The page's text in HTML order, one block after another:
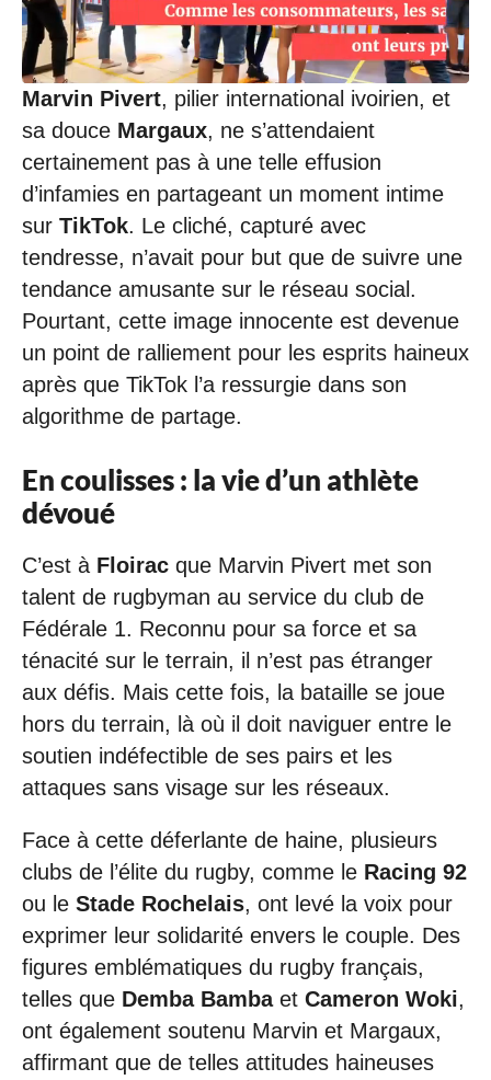
Marvin Pivert, pilier international ivoirien, et
sa douce Margaux, ne s’attendaient
certainement pas à une telle effusion
d’infamies en partageant un moment intime
sur TikTok. Le cliché, capturé avec
tendresse, n’avait pour but que de suivre une
tendance amusante sur le réseau social.
Pourtant, cette image innocente est devenue
un point de ralliement pour les esprits haineux
après que TikTok l’a ressurgie dans son
algorithme de partage.
En coulisses : la vie d’un athlète
dévoué
C’est à Floirac que Marvin Pivert met son
talent de rugbyman au service du club de
Fédérale 1. Reconnu pour sa force et sa
ténacité sur le terrain, il n’est pas étranger
aux défis. Mais cette fois, la bataille se joue
hors du terrain, là où il doit naviguer entre le
soutien indéfectible de ses pairs et les
attaques sans visage sur les réseaux.
Face à cette déferlante de haine, plusieurs
clubs de l’élite du rugby, comme le Racing 92
ou le Stade Rochelais, ont levé la voix pour
exprimer leur solidarité envers le couple. Des
figures emblématiques du rugby français,
telles que Demba Bambaet Cameron Woki,
ont également soutenu Marvin et Margaux,
affirmant que de telles attitudes haineuses